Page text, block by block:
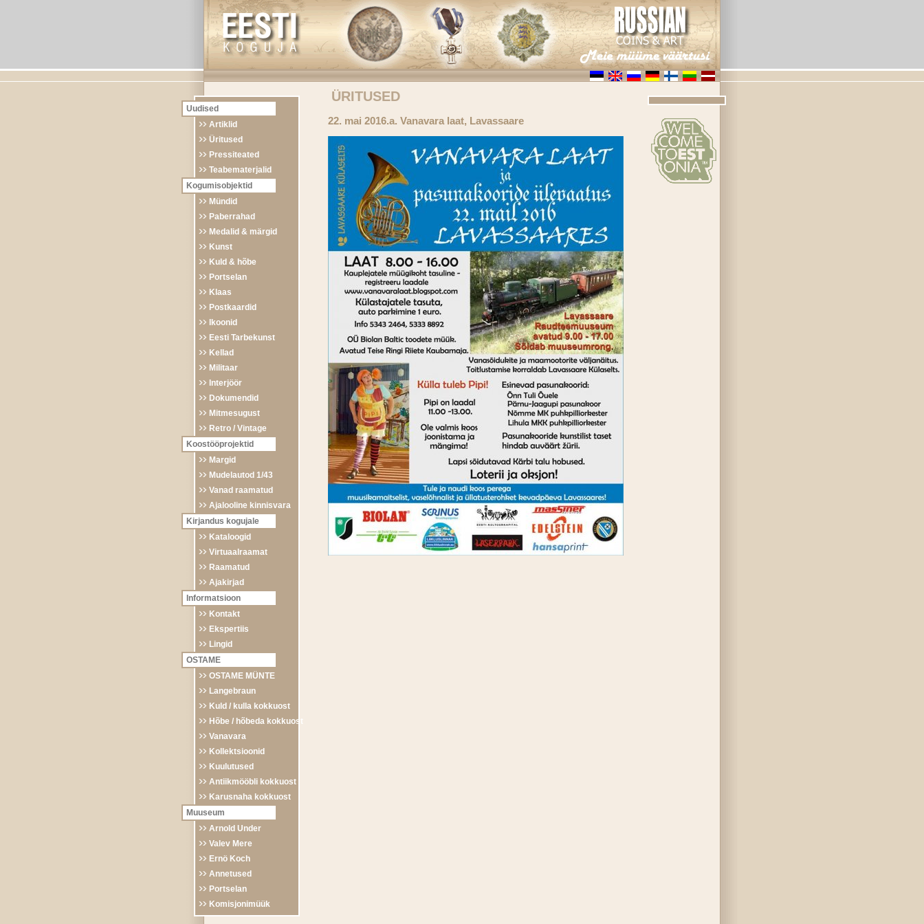
Uudised
Artiklid
Üritused
Pressiteated
Teabematerjalid
Kogumisobjektid
Mündid
Paberrahad
Medalid & märgid
Kunst
Kuld & hõbe
Portselan
Klaas
Postkaardid
Ikoonid
Eesti Tarbekunst
Kellad
Militaar
Interjöör
Dokumendid
Mitmesugust
Retro / Vintage
Koostööprojektid
Margid
Mudelautod 1/43
Vanad raamatud
Ajalooline kinnisvara
Kirjandus kogujale
Kataloogid
Virtuaalraamat
Raamatud
Ajakirjad
Informatsioon
Kontakt
Ekspertiis
Lingid
OSTAME
OSTAME MÜNTE
Langebraun
Kuld / kulla kokkuost
Hõbe / hõbeda kokkuost
Vanavara
Kollektsioonid
Kuulutused
Antiikmööbli kokkuost
Karusnaha kokkuost
Muuseum
Arnold Under
Valev Mere
Ernö Koch
Annetused
Portselan
Komisjonimüük
ÜRITUSED
22. mai 2016.a. Vanavara laat, Lavassaare